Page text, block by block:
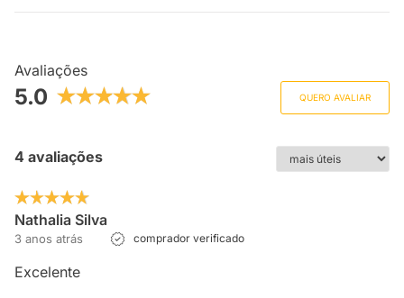
Avaliações
5.0 QUERO AVALIAR
4 avaliações
Nathalia Silva
3 anos atrás comprador verificado
Excelente